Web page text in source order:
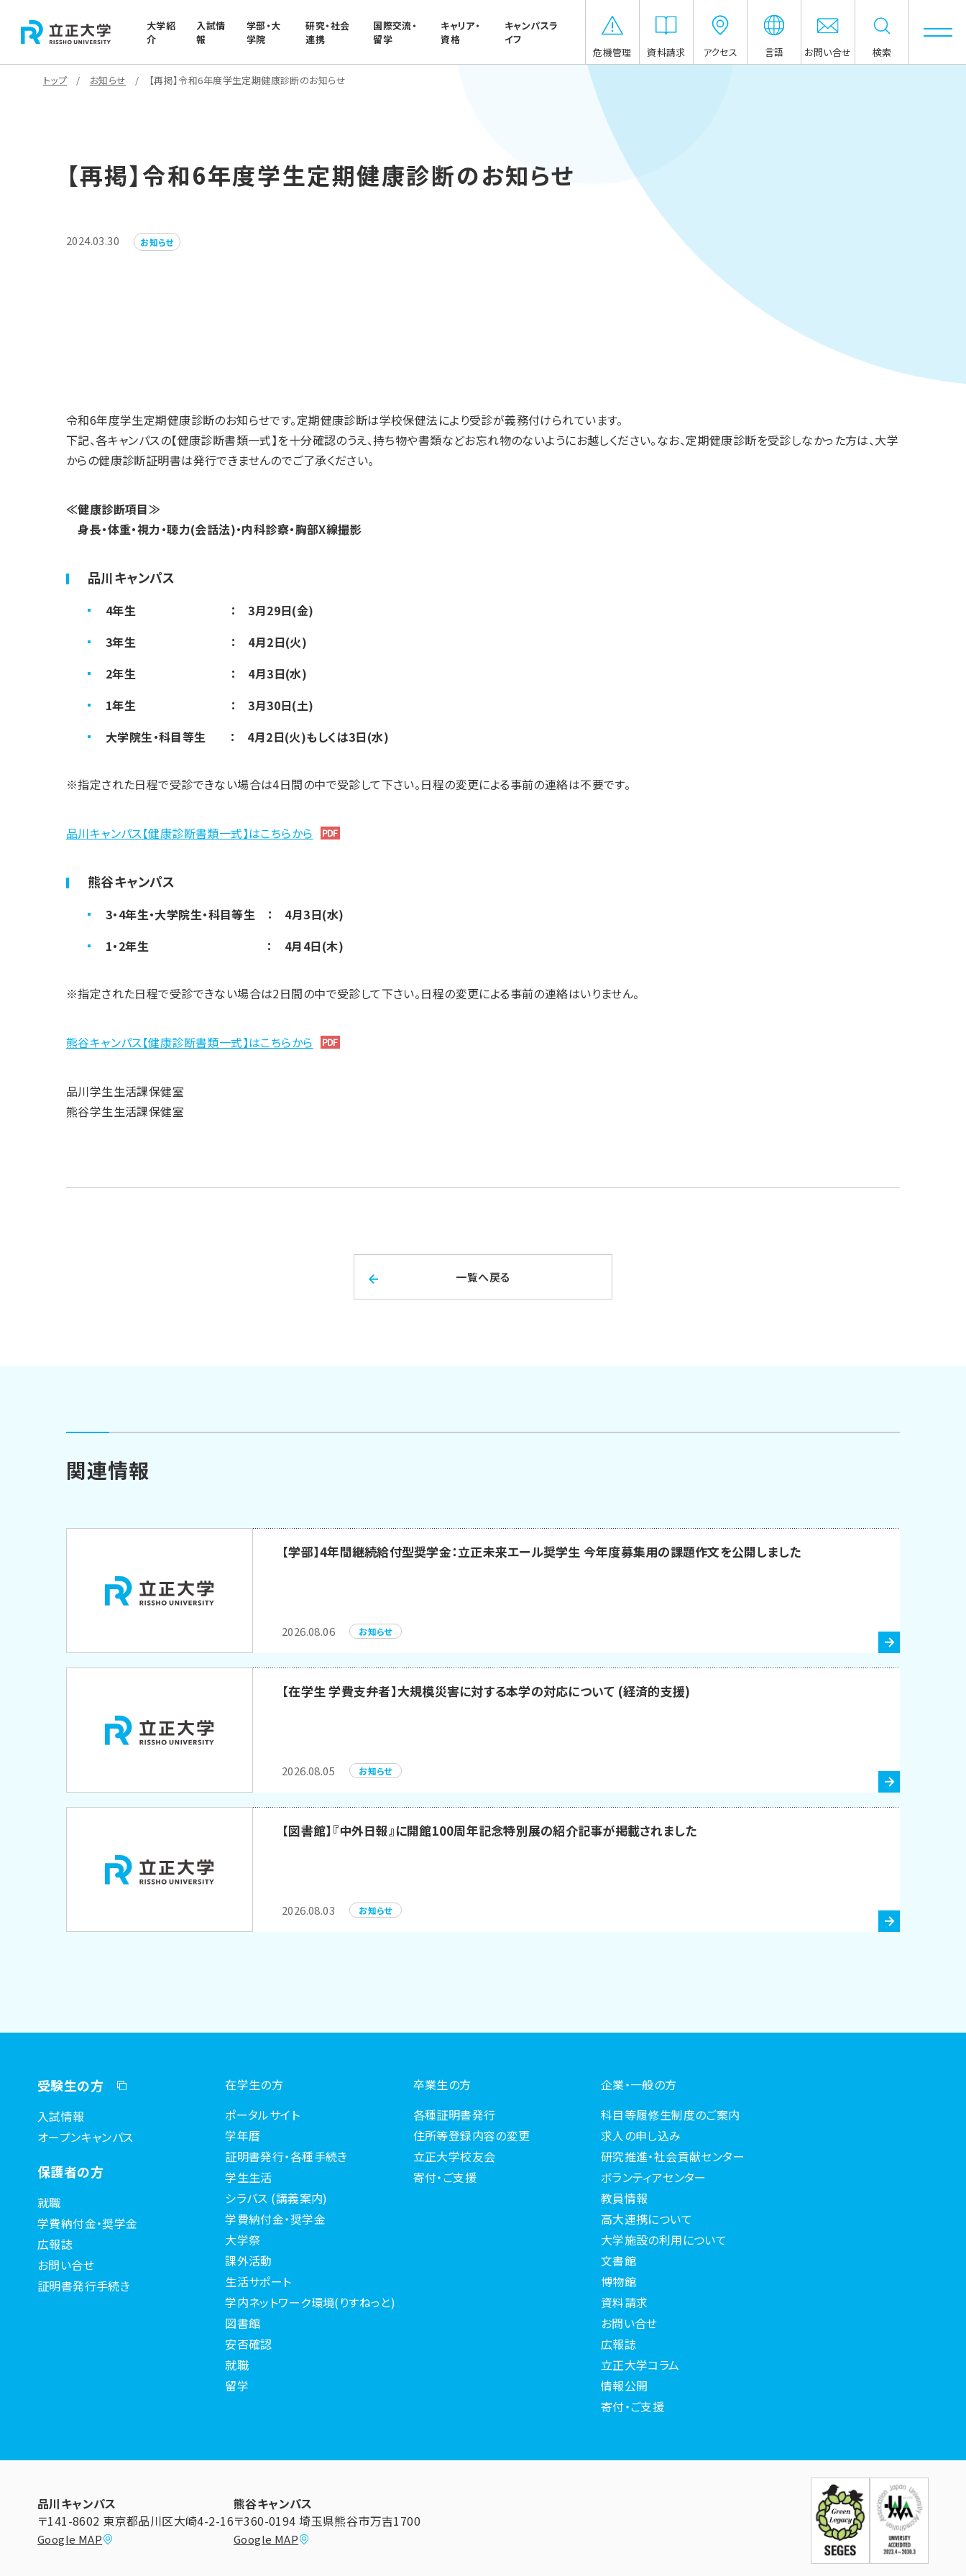
大学紹
介
入試情
報
学部・大
学院
研究・社会
連携
国際交流・
留学
キャリア・
資格
キャンパスラ
イフ
危機管理
資料請求 アクセス 言語 お問い合せ 検索
トップ お知らせ 【再掲】令和6年度学生定期健康診断のお知らせ
【再掲】令和6年度学生定期健康診断のお知らせ
2024.03.30 お知らせ
令和6年度学生定期健康診断のお知らせです。定期健康診断は学校保健法により受診が義務付けられています。
下記、各キャンパスの【健康診断書類一式】を十分確認のうえ、持ち物や書類などお忘れ物のないようにお越しください。なお、定期健康診断を受診しなかった方は、大学
からの健康診断証明書は発行できませんのでご了承ください。
≪健康診断項目≫
身長・体重・視力・聴力(会話法)・内科診察・胸部X線撮影
品川キャンパス
4年生 ： 3月29日(金)
3年生 ： 4月2日(火)
2年生 ： 4月3日(水)
1年生 ： 3月30日(土)
大学院生・科目等生 ： 4月2日(火)もしくは3日(水)
※指定された日程で受診できない場合は4日間の中で受診して下さい。日程の変更による事前の連絡は不要です。
品川キャンパス【健康診断書類一式】はこちらから
熊谷キャンパス
3・4年生・大学院生・科目等生 ： 4月3日(水)
1・2年生 ： 4月4日(木)
※指定された日程で受診できない場合は2日間の中で受診して下さい。日程の変更による事前の連絡はいりません。
熊谷キャンパス【健康診断書類一式】はこちらから
品川学生生活課保健室
熊谷学生生活課保健室
一覧へ戻る
関連情報
【学部】4年間継続給付型奨学金：立正未来エール奨学生 今年度募集用の課題作文を公開しました
2026.08.06 お知らせ
【在学生 学費支弁者】大規模災害に対する本学の対応について (経済的支援)
2026.08.05 お知らせ
【図書館】『中外日報』に開館100周年記念特別展の紹介記事が掲載されました
2026.08.03 お知らせ
受験生の方
入試情報
オープンキャンパス
保護者の方
就職
学費納付金・奨学金
広報誌
お問い合せ
証明書発行手続き
在学生の方
ポータルサイト
学年暦
証明書発行・各種手続き
学生生活
シラバス (講義案内)
学費納付金・奨学金
大学祭
課外活動
生活サポート
学内ネットワーク環境(りすねっと)
図書館
安否確認
就職
留学
卒業生の方
各種証明書発行
住所等登録内容の変更
立正大学校友会
寄付・ご支援
企業・一般の方
科目等履修生制度のご案内
求人の申し込み
研究推進・社会貢献センター
ボランティアセンター
教員情報
高大連携について
大学施設の利用について
文書館
博物館
資料請求
お問い合せ
広報誌
立正大学コラム
情報公開
寄付・ご支援
品川キャンパス
〒141-8602 東京都品川区大崎4-2-16
Google MAP
熊谷キャンパス
〒360-0194 埼玉県熊谷市万吉1700
Google MAP